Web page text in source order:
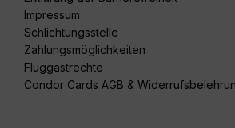
Impressum
Schlichtungsstelle
Zahlungsmöglichkeiten
Fluggastrechte
Condor Cards AGB &